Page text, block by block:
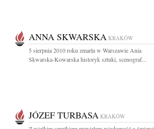
ANNA SKWARSKA KRAKÓW
5 sierpnia 2010 roku zmarła w Warszawie Ania
Skwarska-Kowarska historyk sztuki, scenograf...
JÓZEF TURBASA KRAKÓW